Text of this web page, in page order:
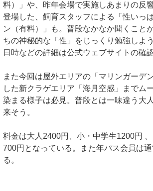
料）」や、昨年会場で実施しあまりの反
登場した、飼育スタッフによる「性いっ
ン（有料）」も。普段なかなか聞くこと
ちの神秘的な「性」をじっくり勉強しよ
日時などの詳細は公式ウェブサイトの確認
また今回は屋外エリアの「マリンガーデ
した新クラゲエリア「海月空感」までム
染まる様子は必見。普段とは一味違う大
来そう。
料金は大人2400円、小・中学生1200円 、
700円となっている。また年パス会員は
る。